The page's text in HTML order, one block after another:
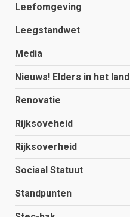
Leefomgeving
Leegstandwet
Media
Nieuws! Elders in het land
Renovatie
Rijksoveheid
Rijksoverheid
Sociaal Statuut
Standpunten